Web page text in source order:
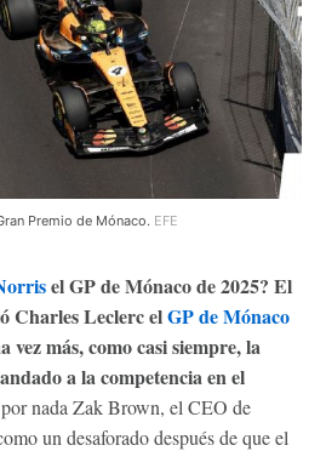
Premio de Mónaco. EFE
el GP de Mónaco de 2025? El
Charles Leclerc elGP de Mónaco
vez más, como casi siempre, la
a la competencia en el
nada Zak Brown, el CEO de
un desaforado después de que el